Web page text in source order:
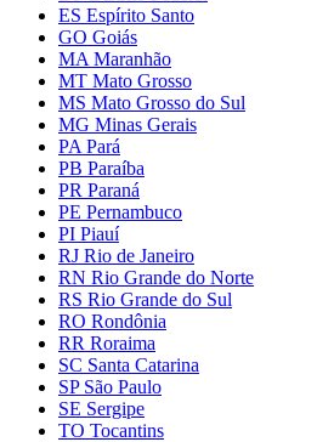
ES Espírito Santo
GO Goiás
MA Maranhão
MT Mato Grosso
MS Mato Grosso do Sul
MG Minas Gerais
PA Pará
PB Paraíba
PR Paraná
PE Pernambuco
PI Piauí
RJ Rio de Janeiro
RN Rio Grande do Norte
RS Rio Grande do Sul
RO Rondônia
RR Roraima
SC Santa Catarina
SP São Paulo
SE Sergipe
TO Tocantins